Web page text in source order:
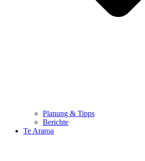
Planung & Tipps
Berichte
Te Araroa